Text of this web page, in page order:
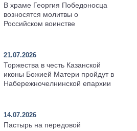
В храме Георгия Победоносца
возносятся молитвы о
Российском воинстве
21.07.2026
Торжества в честь Казанской
иконы Божией Матери пройдут в
Набережночелнинской епархии
14.07.2026
Пастырь на передовой